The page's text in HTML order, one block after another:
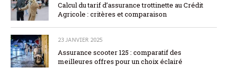
Calcul du tarif d’assurance trottinette au Crédit
Agricole : critères et comparaison
23 JANVIER 2025
Assurance scooter 125 : comparatif des
meilleures offres pour un choix éclairé